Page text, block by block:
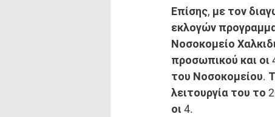
Επίσης, με τον
εκλογών
Νοσοκομείο
προσωπικού και οι
του Νοσοκομείου.
λειτουργία του το
οι 4.